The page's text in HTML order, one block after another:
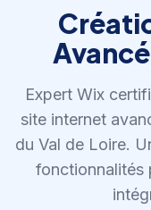
Avancé
Expert Wix
site internet
du Val de Loire.
fonctionnalités